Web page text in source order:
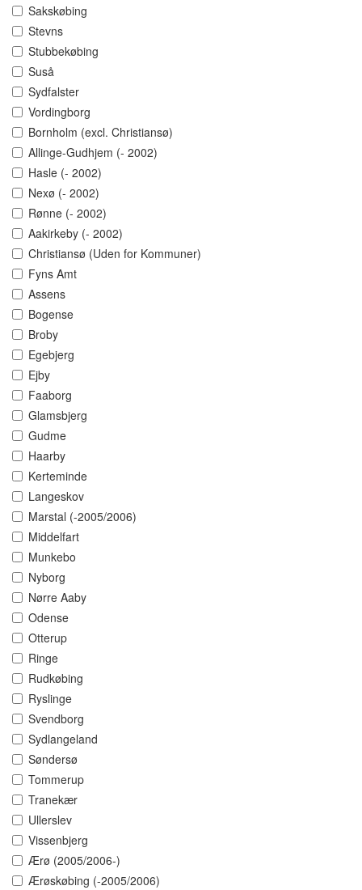
Sakskøbing
Stevns
Stubbekøbing
Suså
Sydfalster
Vordingborg
Bornholm (excl. Christiansø)
Allinge-Gudhjem (- 2002)
Hasle (- 2002)
Nexø (- 2002)
Rønne (- 2002)
Aakirkeby (- 2002)
Christiansø (Uden for Kommuner)
Fyns Amt
Assens
Bogense
Broby
Egebjerg
Ejby
Faaborg
Glamsbjerg
Gudme
Haarby
Kerteminde
Langeskov
Marstal (-2005/2006)
Middelfart
Munkebo
Nyborg
Nørre Aaby
Odense
Otterup
Ringe
Rudkøbing
Ryslinge
Svendborg
Sydlangeland
Søndersø
Tommerup
Tranekær
Ullerslev
Vissenbjerg
Ærø (2005/2006-)
Ærøskøbing (-2005/2006)